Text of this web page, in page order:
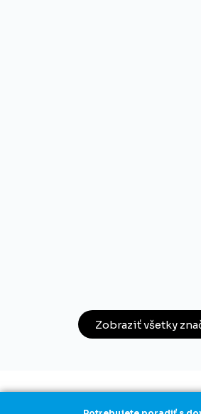
Zobraziť všetky